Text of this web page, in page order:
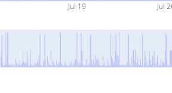
Jul 19 Jul